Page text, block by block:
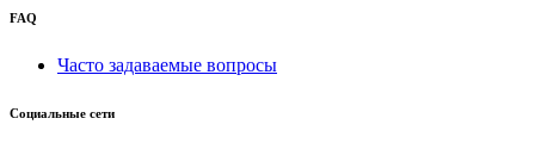
FAQ
Часто задаваемые вопросы
Социальные сети